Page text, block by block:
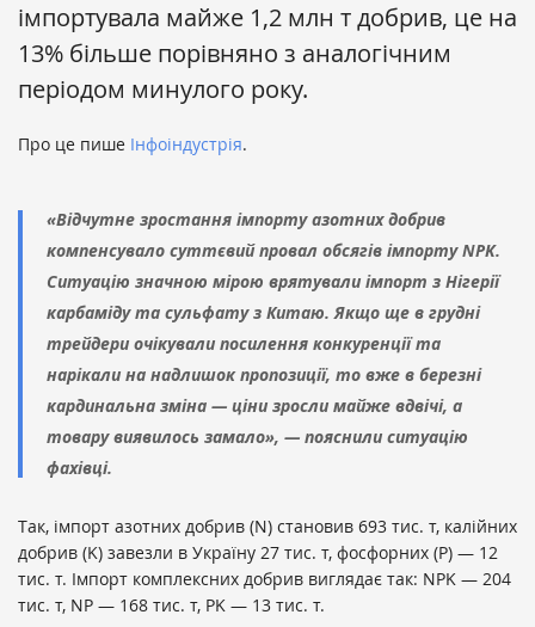
імпортувала майже 1,2 млн т добрив, це на
13% більше порівняно з аналогічним
періодом минулого року.
Про це пише Інфоіндустрія.
«Відчутне зростання імпорту азотних добрив
компенсувало суттєвий провал обсягів імпорту NPK.
Ситуацію значною мірою врятували імпорт з Нігерії
карбаміду та сульфату з Китаю. Якщо ще в грудні
трейдери очікували посилення конкуренції та
нарікали на надлишок пропозиції, то вже в березні
кардинальна зміна — ціни зросли майже вдвічі, а
товару виявилось замало», — пояснили ситуацію
фахівці.
Так, імпорт азотних добрив (N) становив 693 тис. т, калійних
добрив (K) завезли в Україну 27 тис. т, фосфорних (P) — 12
тис. т. Імпорт комплексних добрив виглядає так: NPK — 204
тис. т, NP — 168 тис. т, PK — 13 тис. т.